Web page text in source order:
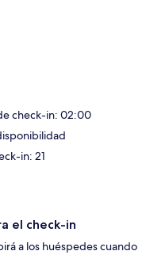
check-in: 02:00
in: 21
el check-in
a los huéspedes cuando